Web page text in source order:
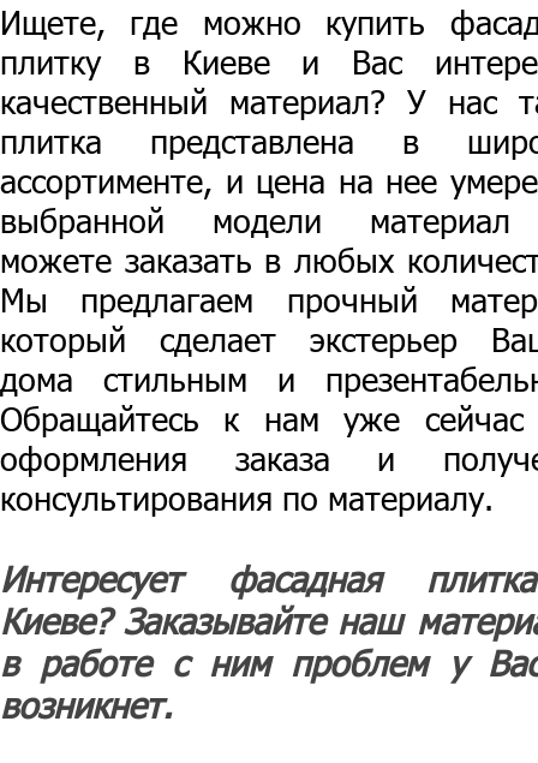
Ищете, где можно купить
плитку в Киеве и Вас
качественный материал? У нас
плитка представлена в
ассортименте, и цена на нее
выбранной модели
можете заказать в любых
Мы предлагаем прочный
который сделает экстерьер
дома стильным и
Обращайтесь к нам уже сейчас
оформления заказа и
консультирования по материалу.
Интересует фасадная
Киеве? Заказывайте наш
в работе с ним проблем у
возникнет.